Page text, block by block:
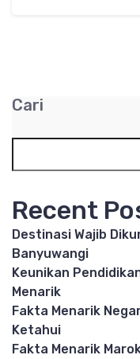
Cari
Recent
Destinasi Wajib
Banyuwangi
Keunikan
Menarik
Fakta Menarik
Ketahui
Fakta Menarik